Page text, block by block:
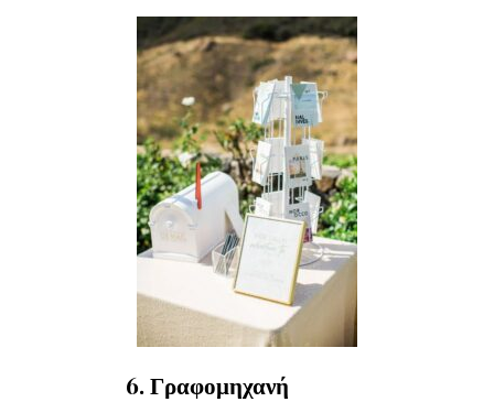
6. Γραφομηχανή